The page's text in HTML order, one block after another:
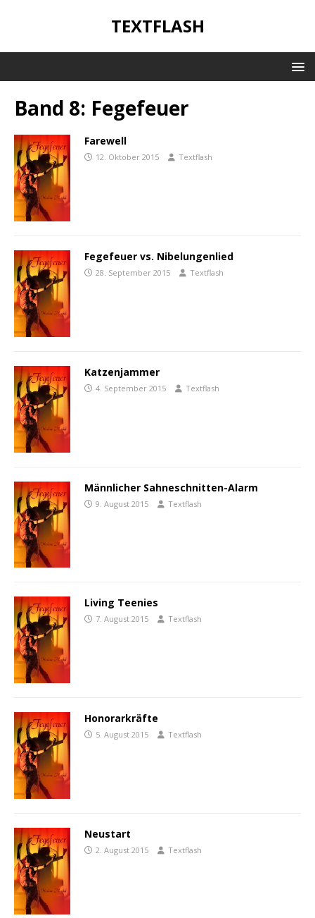
TEXTFLASH
Band 8: Fegefeuer
Farewell
12. Oktober 2015 Textflash
Fegefeuer vs. Nibelungenlied
28. September 2015 Textflash
Katzenjammer
4. September 2015 Textflash
Männlicher Sahneschnitten-Alarm
9. August 2015 Textflash
Living Teenies
7. August 2015 Textflash
Honorarkräfte
5. August 2015 Textflash
Neustart
2. August 2015 Textflash